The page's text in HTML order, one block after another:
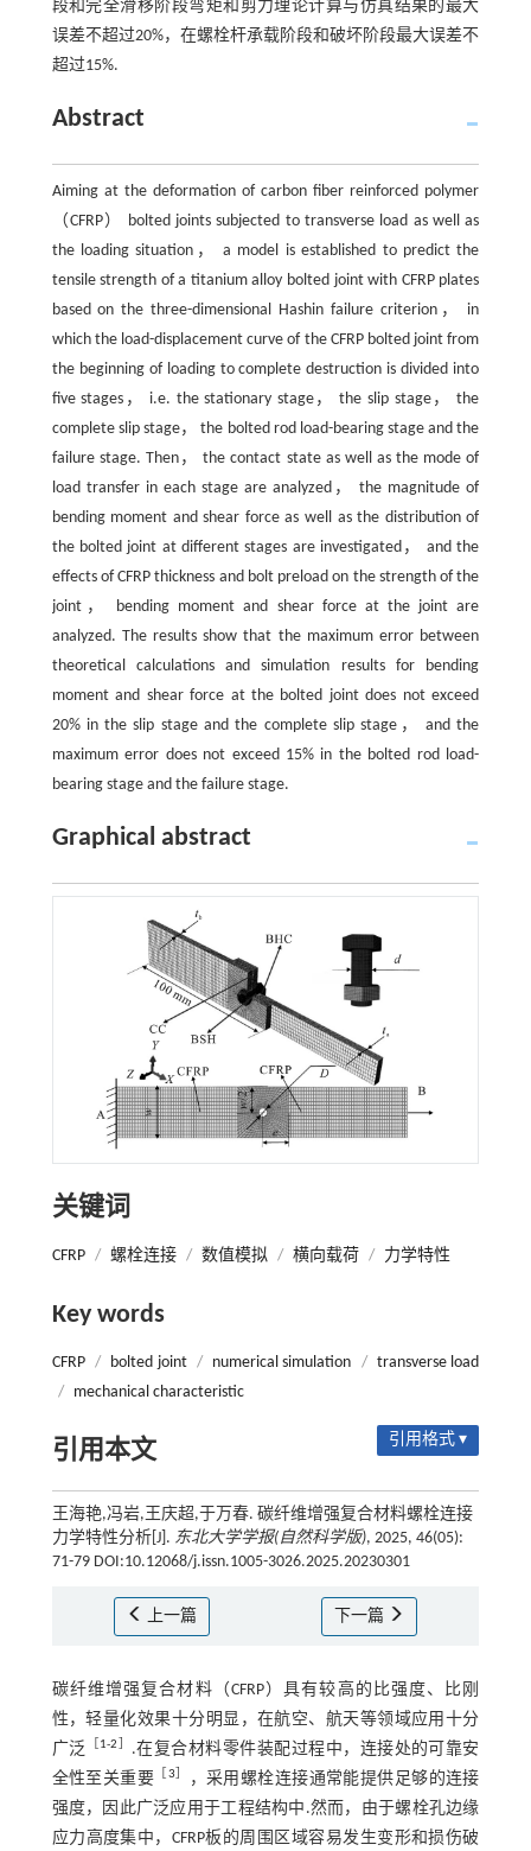
段和完全滑移阶段弯矩和剪力理论计算与仿真结果的最大
误差不超过20%，在螺栓杆承载阶段和破坏阶段最大误差不
超过15%.
Abstract
Aiming at the deformation of carbon fiber reinforced polymer
（CFRP） bolted joints subjected to transverse load as well as
the loading situation， a model is established to predict the
tensile strength of a titanium alloy bolted joint with CFRP plates
based on the three-dimensional Hashin failure criterion， in
which the load-displacement curve of the CFRP bolted joint from
the beginning of loading to complete destruction is divided into
five stages， i.e. the stationary stage， the slip stage， the
complete slip stage， the bolted rod load-bearing stage and the
failure stage. Then， the contact state as well as the mode of
load transfer in each stage are analyzed， the magnitude of
bending moment and shear force as well as the distribution of
the bolted joint at different stages are investigated， and the
effects of CFRP thickness and bolt preload on the strength of the
joint， bending moment and shear force at the joint are
analyzed. The results show that the maximum error between
theoretical calculations and simulation results for bending
moment and shear force at the bolted joint does not exceed
20% in the slip stage and the complete slip stage， and the
maximum error does not exceed 15% in the bolted rod load-
bearing stage and the failure stage.
Graphical abstract
关键词
CFRP / 螺栓连接 / 数值模拟 / 横向载荷 / 力学特性
Key words
CFRP / bolted joint / numerical simulation / transverse load
/
mechanical characteristic
引用本文 引用格式 ▾
王海艳,冯岩,王庆超,于万春. 碳纤维增强复合材料螺栓连接
力学特性分析[J]. 东北大学学报(自然科学版), 2025, 46(05):
71-79 DOI:10.12068/j.issn.1005-3026.2025.20230301
上一篇 下一篇
碳纤维增强复合材料（CFRP）具有较高的比强度、比刚
性，轻量化效果十分明显，在航空、航天等领域应用十分
广泛
1-2
.在复合材料零件装配过程中，连接处的可靠安
全性至关重要
3
，采用螺栓连接通常能提供足够的连接
强度，因此广泛应用于工程结构中.然而，由于螺栓孔边缘
应力高度集中，CFRP板的周围区域容易发生变形和损伤破